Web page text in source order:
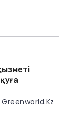
Greenworld.kz